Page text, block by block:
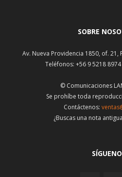
SOBRE
Av. Nueva Providencia 1850, of. 21,
Teléfonos: +56 9 5218
© Comunicaciones
Se prohíbe toda
Contáctenos:
¿Buscas una nota